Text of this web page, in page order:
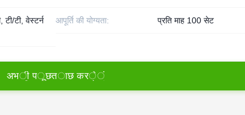
टी/टी, वेस्टर्न
आपूर्ति की योग्यता: प्रति माह 100 सेट
अभी पूछताछ करें